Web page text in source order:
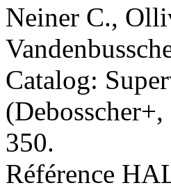
Neiner C.,
Catalog:
350.
Référence